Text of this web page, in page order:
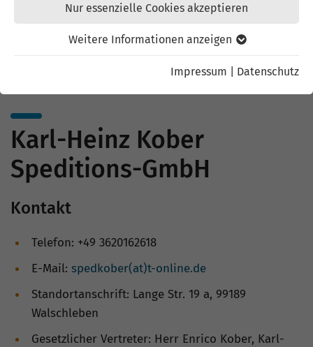
Nur essenzielle Cookies akzeptieren
Weitere Informationen anzeigen
Impressum Datenschutz
Karl-Heinz Kober
Speditions-GmbH
Kontakt
Telefon: +49 3620162618
E-Mail: spedkober(at)t-online.de
Standortanschrift: Lange Str. 19 a, 99189
Walschleben
Gesetzlicher Vertreter: Herr Enrico Kober, Karl-